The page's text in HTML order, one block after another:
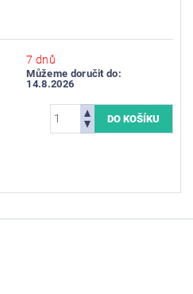
7 dnů
Můžeme doručit do:
14.8.2026